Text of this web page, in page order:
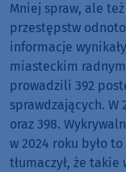
Mniej spraw, ale
przestępstw
informacje
miasteckim
prowadzili 392
sprawdzających.
oraz 398.
w 2024 roku było
tłumaczył, że